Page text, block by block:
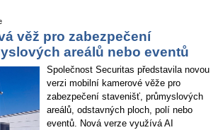
věž pro zabezpečení
areálů nebo eventů
Společnost Securitas představila novou
verzi mobilní kamerové věže pro
zabezpečení stavenišť, průmyslových
areálů, odstavných ploch, polí nebo
eventů. Nová verze využívá AI